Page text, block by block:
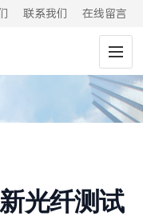
联系我们 在线留言
光纤测试